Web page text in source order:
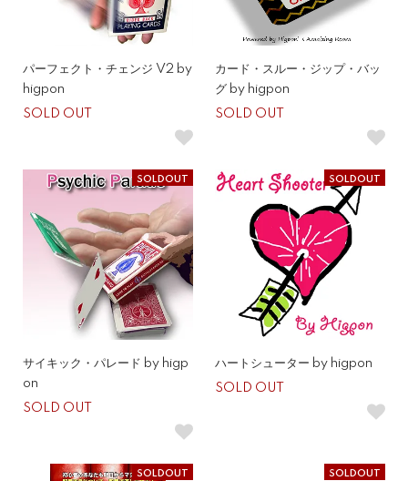
パーフェクト・チェンジ V2 by
higpon
SOLD OUT
カード・スルー・ジップ・バッ
グ by higpon
SOLD OUT
SOLDOUT
サイキック・パレード by higp
on
SOLD OUT
SOLDOUT
ハートシューター by higpon
SOLD OUT
SOLDOUT SOLDOUT